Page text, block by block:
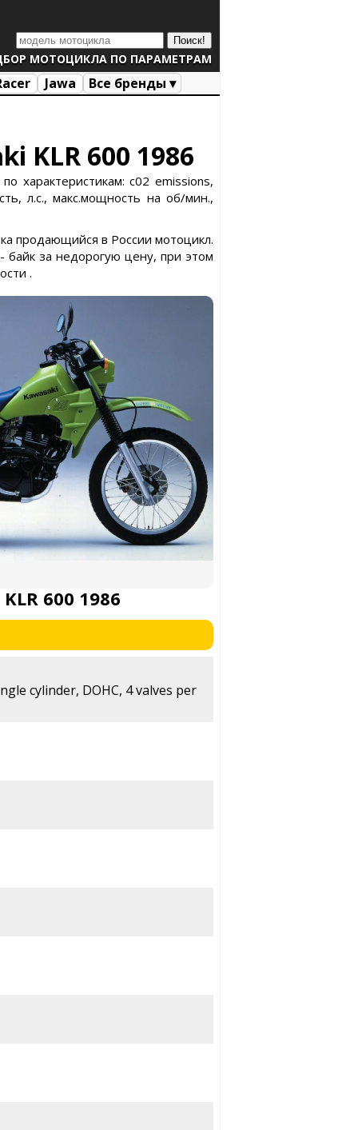
МОТОЦИКЛА ПО ПАРАМЕТРАМ
Jawa Все бренды ▾
KLR 600 1986
характеристикам: c02 emissions,
л.с., макс.мощность на об/мин.,
продающийся в России мотоцикл.
за недорогую цену, при этом
.
600 1986
cylinder, DOHC, 4 valves per